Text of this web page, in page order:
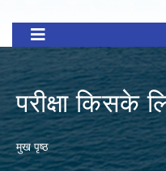
परीक्षा किसके
मुख पृष्ठ